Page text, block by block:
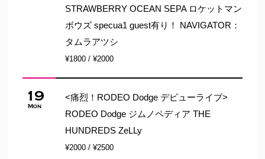
STRAWBERRY OCEAN SEPA ロケットマン
ボウズ specua1 guest有り！ NAVIGATOR：
タムラアツシ
¥1800 / ¥2000
19
Mon
<痛烈！RODEO Dodge デビューライブ>
RODEO Dodge ジムノペディア THE
HUNDREDS ZeLLy
¥2000 / ¥2500